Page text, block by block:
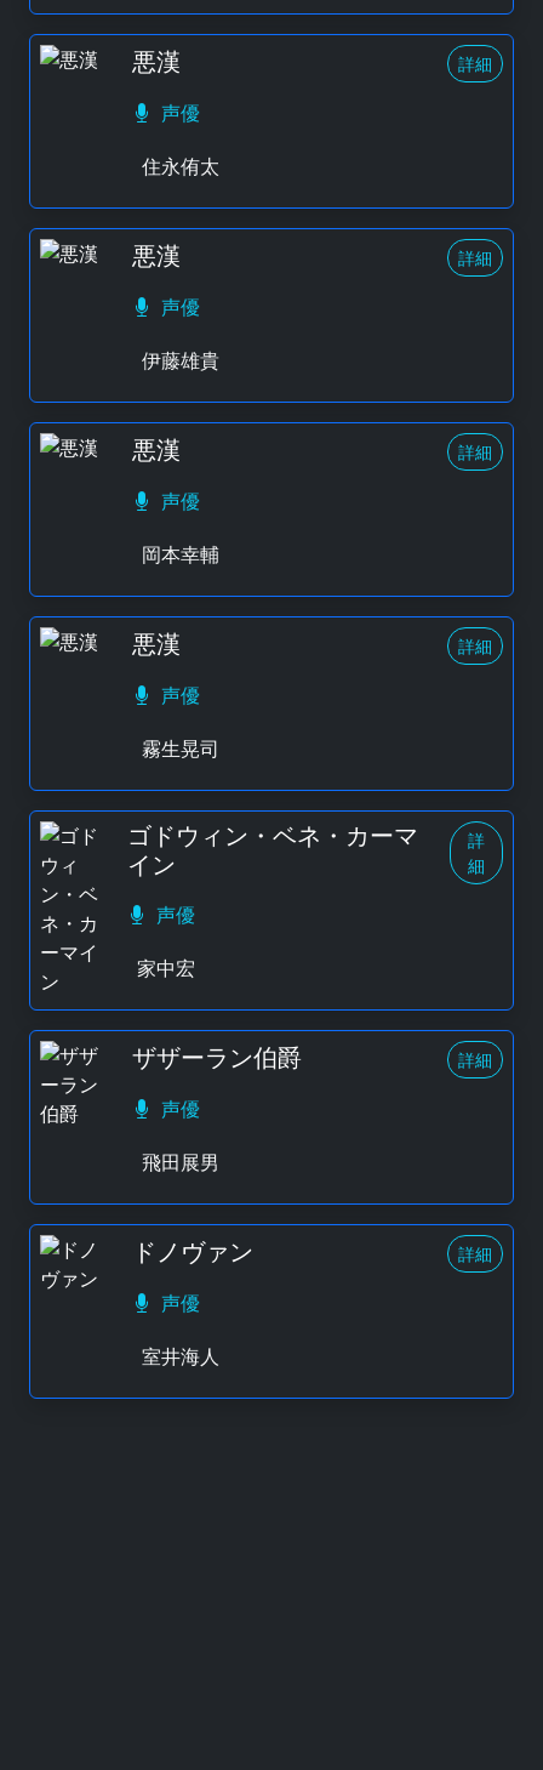
悪漢 詳細
声優
住永侑太
悪漢 詳細
声優
伊藤雄貴
悪漢 詳細
声優
岡本幸輔
悪漢 詳細
声優
霧生晃司
ゴドウィン・ベネ・カーマ
イン
詳
細
声優
家中宏
ザザーラン伯爵 詳細
声優
飛田展男
ドノヴァン 詳細
声優
室井海人